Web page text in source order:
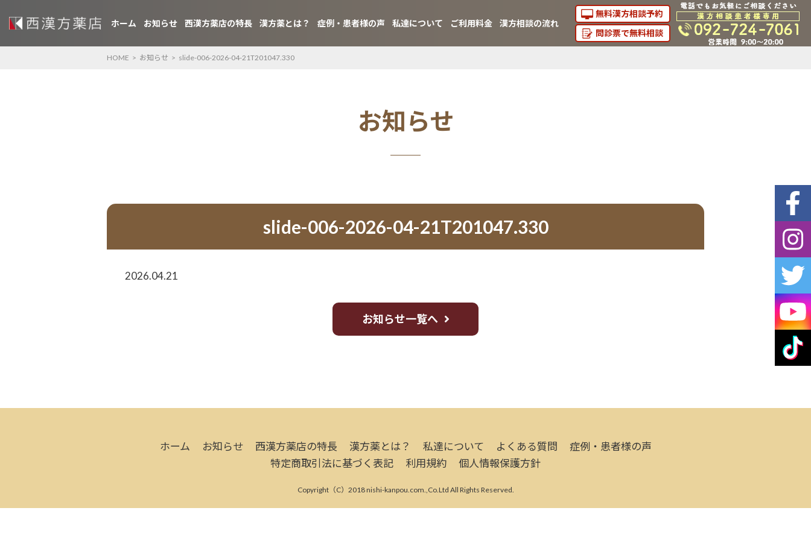
ホーム お知らせ 西漢方薬店の特長 漢方薬とは？ 症例・患者様の声 私達について ご利用料金 漢方相談の流れ
無料漢方相談予約
問診票で無料相談
HOME > お知らせ > slide-006-2026-04-21T201047.330
お知らせ
slide-006-2026-04-21T201047.330
2026.04.21
お知らせ一覧へ
ホーム お知らせ 西漢方薬店の特長 漢方薬とは？ 私達について よくある質問
症例・患者様の声
特定商取引法に基づく表記
利用規約 個人情報保護方針
Copyright（C）2018 nishi-kanpou.com.,Co.Ltd All Rights Reserved.